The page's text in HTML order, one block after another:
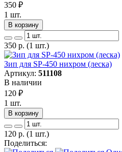
350 ₽
1 шт.
В корзину
350 р. (1 шт.)
Зип для SP-450 нихром (леска)
Артикул: 511108
В наличии
120 ₽
1 шт.
В корзину
120 р. (1 шт.)
Поделиться: